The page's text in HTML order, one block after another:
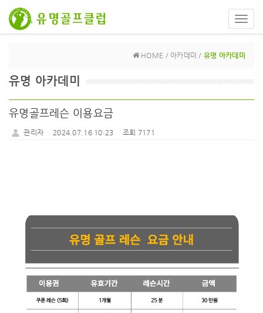
HOME / 아카데미 /유명 아카데미
유명 아카데미
유명골프레슨 이용요금
관리자 2024.07.16 10:23 조회 7171